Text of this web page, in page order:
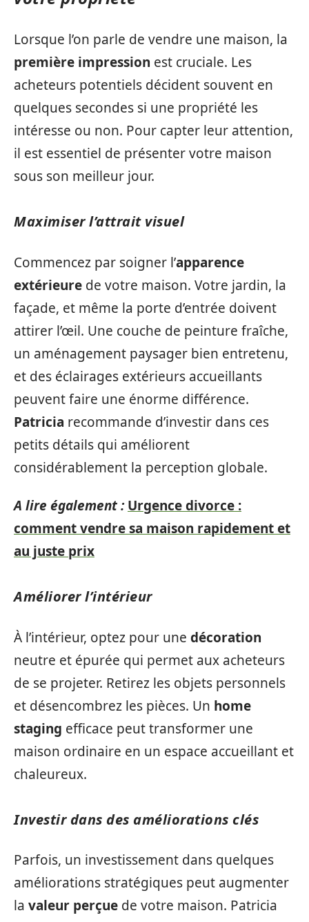
Lorsque l’on parle de vendre une maison, la
première impression est cruciale. Les
acheteurs potentiels décident souvent en
quelques secondes si une propriété les
intéresse ou non. Pour capter leur attention,
il est essentiel de présenter votre maison
sous son meilleur jour.
Maximiser l’attrait visuel
Commencez par soigner l’apparence
extérieure de votre maison. Votre jardin, la
façade, et même la porte d’entrée doivent
attirer l’œil. Une couche de peinture fraîche,
un aménagement paysager bien entretenu,
et des éclairages extérieurs accueillants
peuvent faire une énorme différence.
Patricia recommande d’investir dans ces
petits détails qui améliorent
considérablement la perception globale.
A lire également : Urgence divorce :
comment vendre sa maison rapidement et
au juste prix
Améliorer l’intérieur
À l’intérieur, optez pour une décoration
neutre et épurée qui permet aux acheteurs
de se projeter. Retirez les objets personnels
et désencombrez les pièces. Un home
staging efficace peut transformer une
maison ordinaire en un espace accueillant et
chaleureux.
Investir dans des améliorations clés
Parfois, un investissement dans quelques
améliorations stratégiques peut augmenter
la valeur perçue de votre maison. Patricia